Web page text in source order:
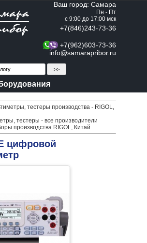
Ваш город: Самара
Пн - Пт
с 9:00 до 17:00 мск
+7(846)243-73-36
+7(962)603-73-36
info@samarapribor.ru
тестеры производства - RIGOL,
тестеры - все производители
производства RIGOL, Китай
цифровой